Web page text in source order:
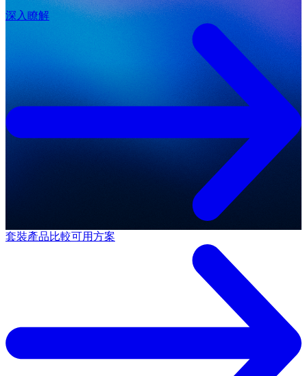
深入瞭解
套裝產品比較可用方案